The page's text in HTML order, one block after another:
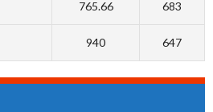
765.66 683
940 647